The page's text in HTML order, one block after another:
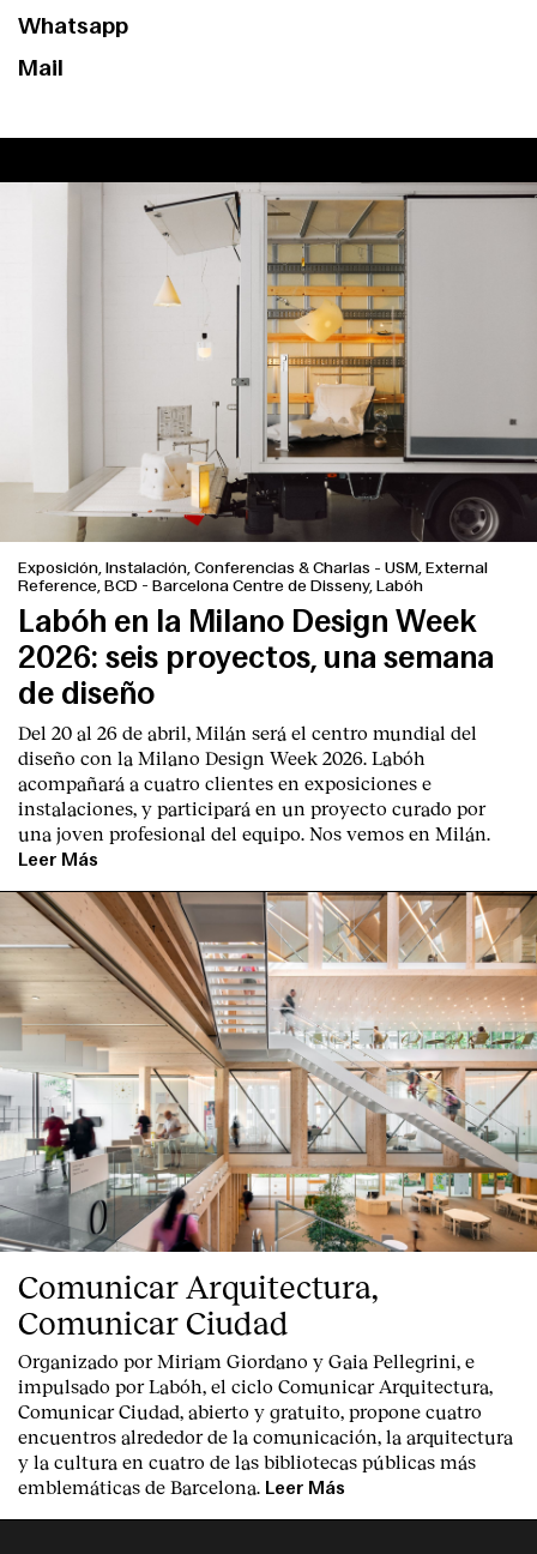
Clientes
Whatsapp
Mail
Exposición, Instalación, Conferencias & Charlas - USM, External
Reference, BCD - Barcelona Centre de Disseny, Labóh
Labóh en la Milano Design Week
2026: seis proyectos, una semana
de diseño
Del 20 al 26 de abril, Milán será el centro mundial del
diseño con la Milano Design Week 2026. Labóh
acompañará a cuatro clientes en exposiciones e
instalaciones, y participará en un proyecto curado por
una joven profesional del equipo. Nos vemos en Milán.
Leer Más
Comunicar Arquitectura,
Comunicar Ciudad
Organizado por Miriam Giordano y Gaia Pellegrini, e
impulsado por Labóh, el ciclo Comunicar Arquitectura,
Comunicar Ciudad, abierto y gratuito, propone cuatro
encuentros alrededor de la comunicación, la arquitectura
y la cultura en cuatro de las bibliotecas públicas más
emblemáticas de Barcelona. Leer Más